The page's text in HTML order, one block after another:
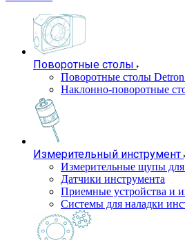
Поворотные столы
Поворотные столы Detron
Наклонно-поворотные
Измерительный инструмент
Измерительные щупы для
Датчики инструмента
Приемные устройства и
Системы для наладки